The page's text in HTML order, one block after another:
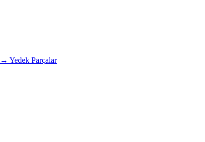
→ Yedek Parçalar